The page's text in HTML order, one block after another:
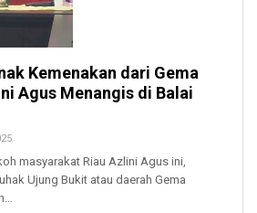
Kemenakan dari Gema
Agus Menangis di Balai
masyarakat Riau Azlini Agus ini,
Ujung Bukit atau daerah Gema